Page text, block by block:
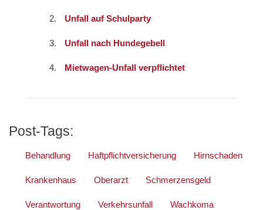
Unfall auf Schulparty
Unfall nach Hundegebell
Mietwagen-Unfall verpflichtet
Post-Tags:
Behandlung Haftpflichtversicherung Hirnschaden
Krankenhaus Oberarzt Schmerzensgeld
Verantwortung Verkehrsunfall Wachkoma